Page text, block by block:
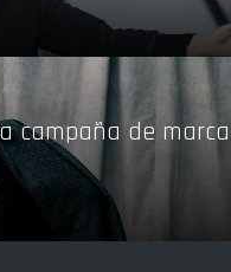
campaña de marca